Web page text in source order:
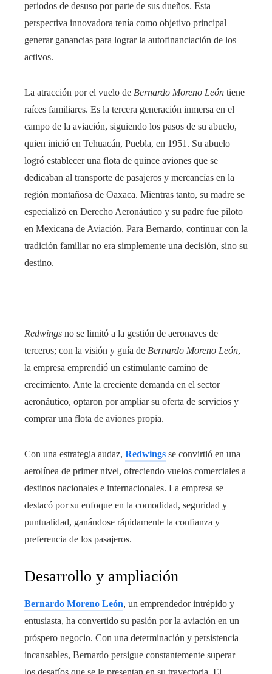
periodos de desuso por parte de sus dueños. Esta
perspectiva innovadora tenía como objetivo principal
generar ganancias para lograr la autofinanciación de los
activos.
La atracción por el vuelo de Bernardo Moreno León tiene
raíces familiares. Es la tercera generación inmersa en el
campo de la aviación, siguiendo los pasos de su abuelo,
quien inició en Tehuacán, Puebla, en 1951. Su abuelo
logró establecer una flota de quince aviones que se
dedicaban al transporte de pasajeros y mercancías en la
región montañosa de Oaxaca. Mientras tanto, su madre se
especializó en Derecho Aeronáutico y su padre fue piloto
en Mexicana de Aviación. Para Bernardo, continuar con la
tradición familiar no era simplemente una decisión, sino su
destino.
Redwings no se limitó a la gestión de aeronaves de
terceros; con la visión y guía de Bernardo Moreno León,
la empresa emprendió un estimulante camino de
crecimiento. Ante la creciente demanda en el sector
aeronáutico, optaron por ampliar su oferta de servicios y
comprar una flota de aviones propia.
Con una estrategia audaz, Redwings se convirtió en una
aerolínea de primer nivel, ofreciendo vuelos comerciales a
destinos nacionales e internacionales. La empresa se
destacó por su enfoque en la comodidad, seguridad y
puntualidad, ganándose rápidamente la confianza y
preferencia de los pasajeros.
Desarrollo y ampliación
Bernardo Moreno León, un emprendedor intrépido y
entusiasta, ha convertido su pasión por la aviación en un
próspero negocio. Con una determinación y persistencia
incansables, Bernardo persigue constantemente superar
los desafíos que se le presentan en su trayectoria. El